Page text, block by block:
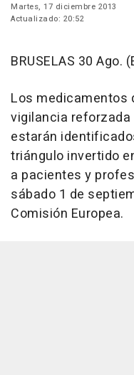
Martes, 17 diciembre 2013
Actualizado: 20:52
BRUSELAS 30 Ago.
Los medicamentos
vigilancia
estarán
triángulo invertido
a pacientes y
sábado 1 de
Comisión Europea.